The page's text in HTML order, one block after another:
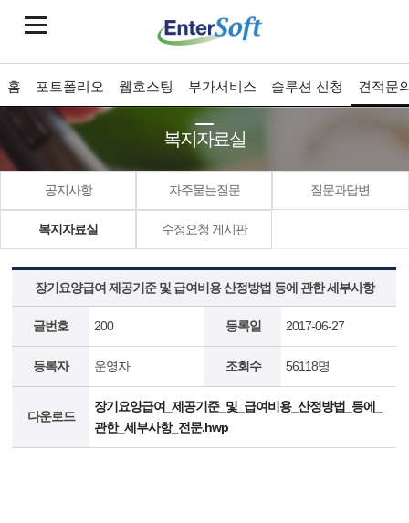
홈 포트폴리오 웹호스팅 부가서비스 솔루션 신청 견적문
복지자료실
공지사항 자주묻는질문 질문과답변
복지자료실 수정요청 게시판
장기요양급여 제공기준 및 급여비용 산정방법 등에 관한 세부사항
글번호 200 등록일 2017-06-27
등록자 운영자 조회수 56118명
다운로드
장기요양급여_제공기준_및_급여비용_산정방법_등에_
관한_세부사항_전문.hwp